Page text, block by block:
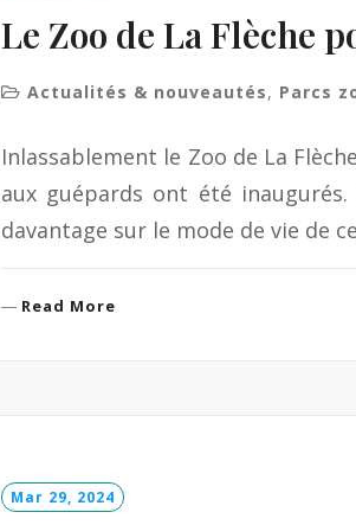
Le Zoo de La Flèche
Actualités & nouveautés, Parcs
Inlassablement le Zoo de La
aux guépards ont été
davantage sur le mode de vie de
Read More
e
Mar 29, 2024